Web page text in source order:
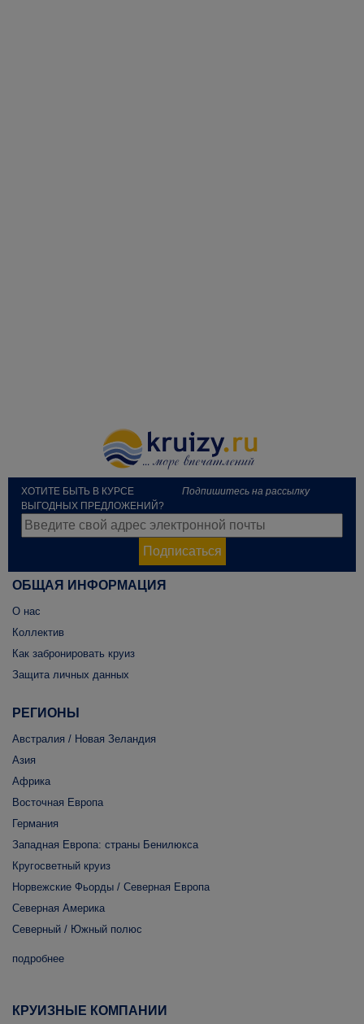
ХОТИТЕ БЫТЬ В КУРСЕ
ВЫГОДНЫХ ПРЕДЛОЖЕНИЙ?
Подпишитесь на рассылку
Подписаться
ОБЩАЯ ИНФОРМАЦИЯ
О нас
Коллектив
Как забронировать круиз
Защита личных данных
РЕГИОНЫ
Австралия / Новая Зеландия
Азия
Африка
Восточная Европа
Германия
Западная Европа: страны Бенилюкса
Кругосветный круиз
Норвежские Фьорды / Северная Европа
Северная Америка
Северный / Южный полюс
подробнее
КРУИЗНЫЕ КОМПАНИИ